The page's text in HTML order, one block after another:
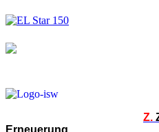
Z.
Erneuerung